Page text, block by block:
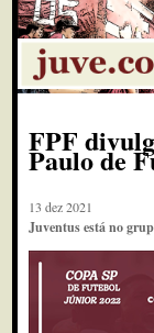
FPF
Paulo de
13 dez 2021
Juventus está no